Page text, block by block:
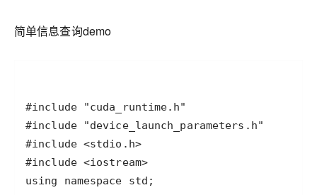
简单信息查询demo
#include <stdio.h>
#include <iostream>